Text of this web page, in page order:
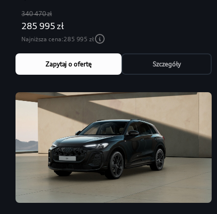
340 470 zł
285 995 zł
Najniższa cena:285 995 zł
Zapytaj o ofertę Szczegóły